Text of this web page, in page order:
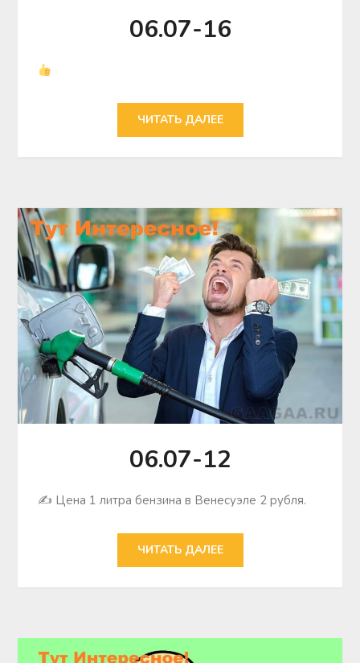
06.07-16
ЧИТАТЬ ДАЛЕЕ
06.07-12
✍ Цена 1 литра бензина в Венесуэле 2 рубля.
ЧИТАТЬ ДАЛЕЕ